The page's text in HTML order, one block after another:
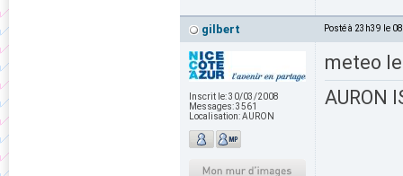
gilbert Posté à 23h39 le
Inscrit le:30/03/2008
Messages:3561
Localisation:AURON
meteo
AURON